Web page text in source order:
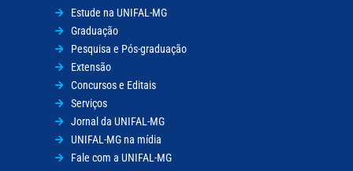
Estude na UNIFAL-MG
Graduação
Pesquisa e Pós-graduação
Extensão
Concursos e Editais
Serviços
Jornal da UNIFAL-MG
UNIFAL-MG na mídia
Fale com a UNIFAL-MG